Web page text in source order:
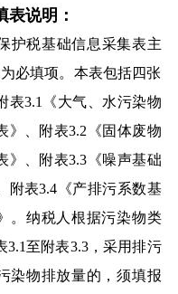
表说明：
护税基础信息采集表主
必填项。本表包括四张
表3.1《大气、水污染物
》、附表3.2《固体废物
》、附表3.3《噪声基础
附表3.4《产排污系数基
。纳税人根据污染物类
3.1至附表3.3，采用排污
染物排放量的，须填报